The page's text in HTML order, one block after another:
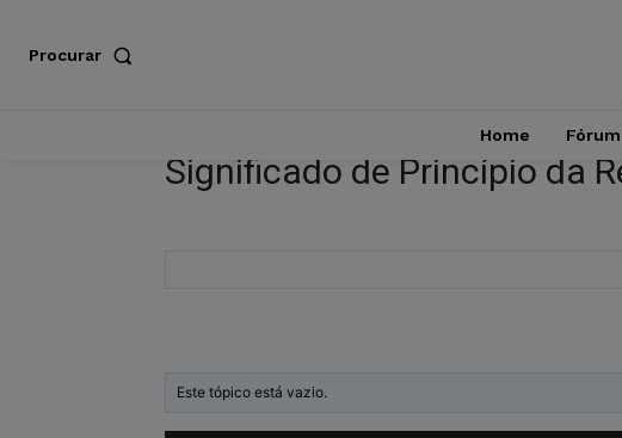
Procurar
Home Fórum
Significado de Princípio da
Este tópico está vazio.